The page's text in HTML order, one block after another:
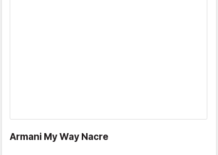
Armani My Way Nacre